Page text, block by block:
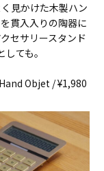
見かけた木製ハン
貫入入りの陶器に
セサリースタンド
しても。
Objet / ¥1,980